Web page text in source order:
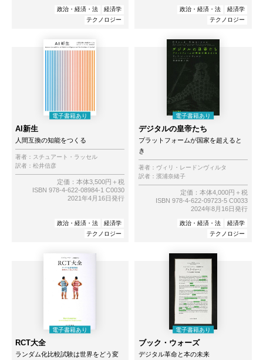
政治・経済・法
経済学
テクノロジー
政治・経済・法
経済学
テクノロジー
AI新生
人間互換の知能をつくる
著者： スチュアート・ラッセル
訳者： 松井信彦
定価：本体3,500円＋税
ISBN 978-4-622-08984-1 C0030
2021年4月16日発行
政治・経済・法
経済学
テクノロジー
デジタルの皇帝たち
プラットフォームが国家を超えると
き
著者： ヴィリ・レードンヴィルタ
訳者： 濱浦奈緒子
定価：本体4,000円＋税
ISBN 978-4-622-09723-5 C0033
2024年8月16日発行
政治・経済・法
経済学
テクノロジー
RCT大全
ランダム化比較試験は世界をどう変
ブック・ウォーズ
デジタル革命と本の未来